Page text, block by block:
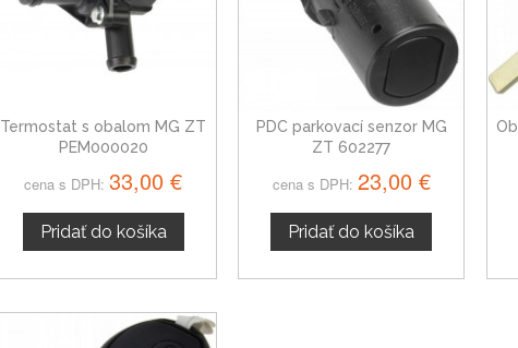
Termostat s obalom MG ZT
PEM000020
cena s DPH: 33,00 €
Pridať do košíka
PDC parkovací senzor MG
ZT 602277
cena s DPH: 23,00 €
Pridať do košíka